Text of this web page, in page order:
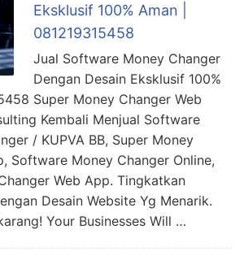
Eksklusif 100% Aman |
081219315458
Jual Software Money Changer
Dengan Desain Eksklusif 100%
Super Money Changer Web
Kembali Menjual Software
/ KUPVA BB, Super Money
Software Money Changer Online,
Web App. Tingkatkan
Desain Website Yg Menarik.
Your Businesses Will …